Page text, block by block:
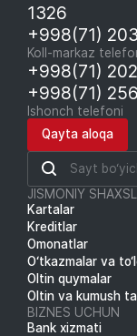
1326
+998(71)
Koll-markaz
+998(71)
+998(71)
Ishonch telefoni
Qayta aloqa
JISMONIY
Kartalar
Kreditlar
Omonatlar
O‘tkazmalar va
Oltin quymalar
Oltin va kumush
BIZNES UCHUN
Bank xizmati